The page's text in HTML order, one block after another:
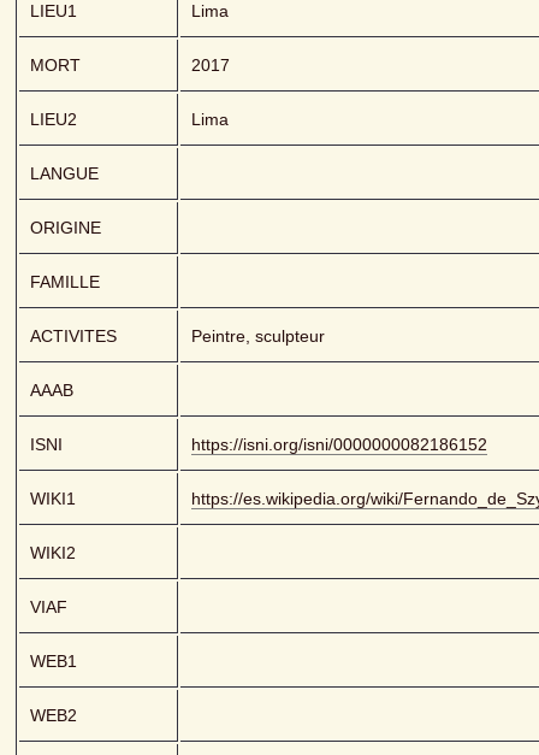
LIEU1 Lima
MORT 2017
LIEU2 Lima
LANGUE
ORIGINE
FAMILLE
ACTIVITES Peintre, sculpteur
AAAB
ISNI https://isni.org/isni/0000000082186152
WIKI1 https://es.wikipedia.org/wiki/
WIKI2
VIAF
WEB1
WEB2